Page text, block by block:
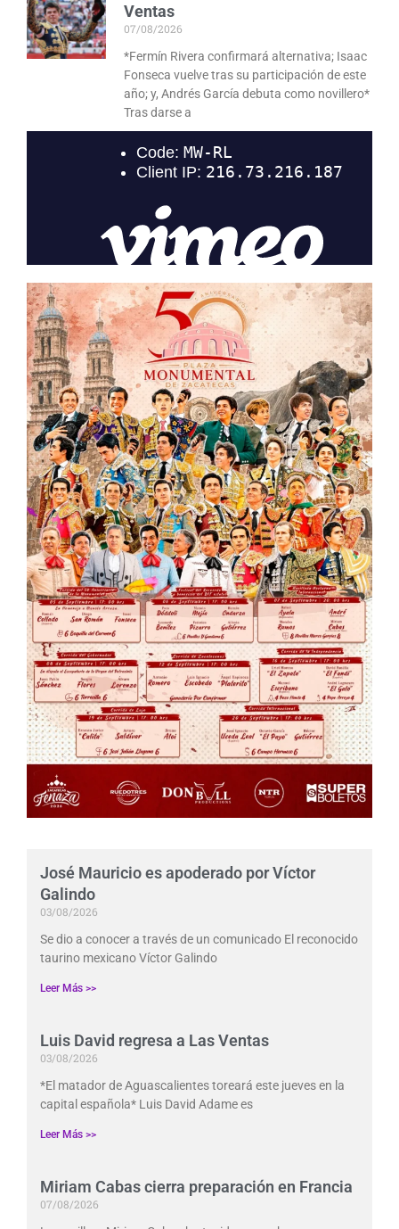
José Mauricio es apoderado por Víctor
Galindo
03/08/2026
Se dio a conocer a través de un comunicado El reconocido
taurino mexicano Víctor Galindo
Leer Más >>
Luis David regresa a Las Ventas
03/08/2026
*El matador de Aguascalientes toreará este jueves en la
capital española* Luis David Adame es
Leer Más >>
Miriam Cabas cierra preparación en Francia
07/08/2026
Ventas
07/08/2026
*Fermín Rivera confirmará alternativa; Isaac
Fonseca vuelve tras su participación de este
año; y, Andrés García debuta como novillero*
Tras darse a